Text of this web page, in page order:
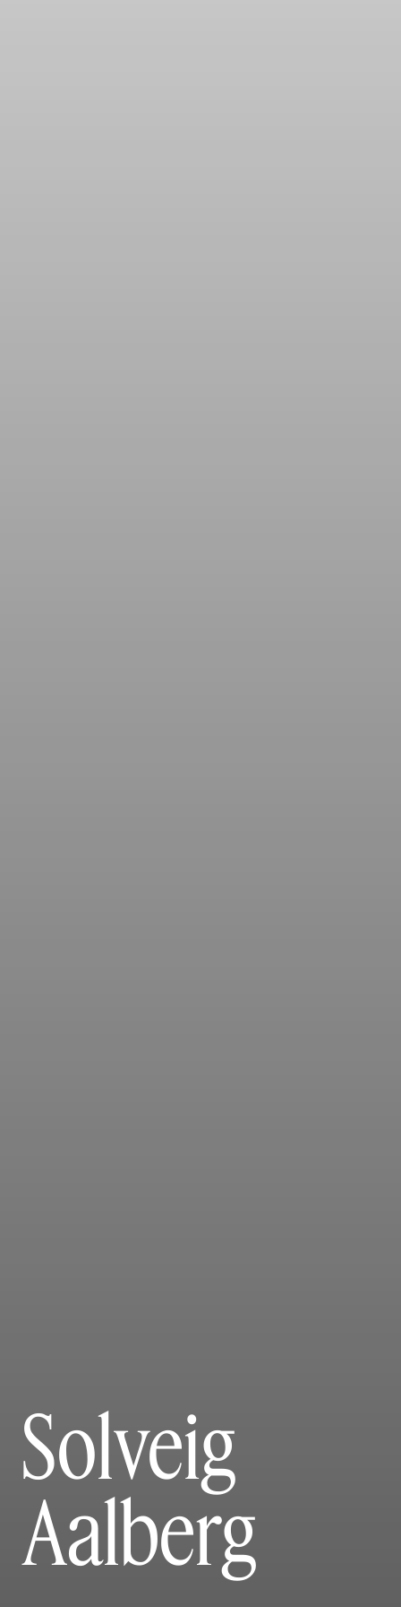
Solveig
Aalberg